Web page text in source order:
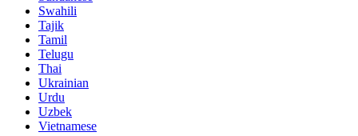
Swahili
Tajik
Tamil
Telugu
Thai
Ukrainian
Urdu
Uzbek
Vietnamese